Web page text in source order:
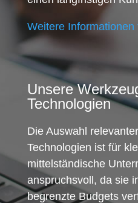
Weitere
Unsere
Technologien
Die Auswahl
Technologien ist für
mittelständische
anspruchsvoll, da sie
begrenzte Budgets